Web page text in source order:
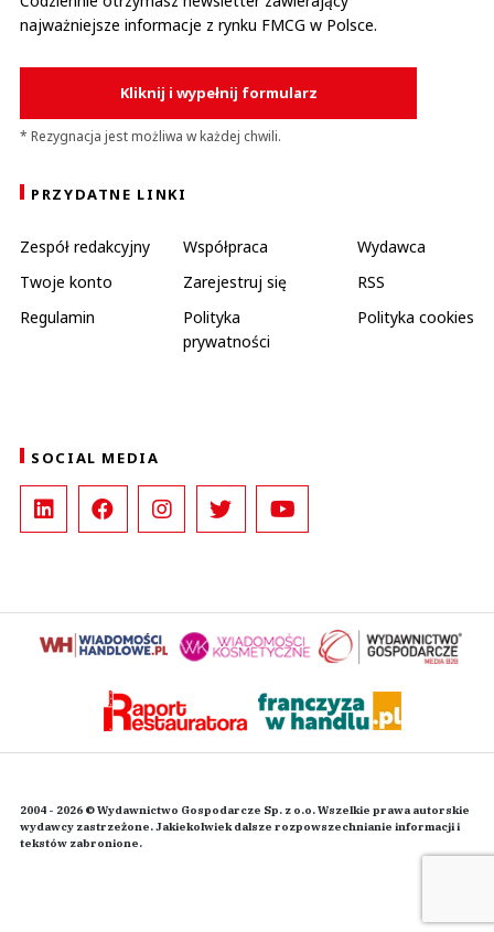
najważniejsze informacje z rynku FMCG w Polsce.
Kliknij i wypełnij formularz
* Rezygnacja jest możliwa w każdej chwili.
PRZYDATNE LINKI
Zespół redakcyjny Współpraca
Wydawca
Twoje konto
Zarejestruj się
RSS
Regulamin
Polityka
prywatności
Polityka cookies
SOCIAL MEDIA
2004 - 2026 © Wydawnictwo Gospodarcze Sp. z o.o. Wszelkie prawa autorskie
wydawcy zastrzeżone. Jakiekolwiek dalsze rozpowszechnianie informacji i
tekstów zabronione.